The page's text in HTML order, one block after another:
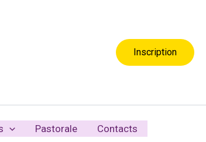
Inscription
Pastorale Contacts